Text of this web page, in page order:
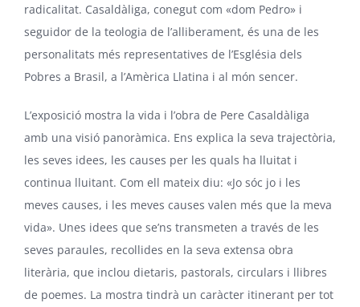
radicalitat. Casaldàliga, conegut com «dom Pedro» i
seguidor de la teologia de l’alliberament, és una de les
personalitats més representatives de l’Església dels
Pobres a Brasil, a l’Amèrica Llatina i al món sencer.
L’exposició mostra la vida i l’obra de Pere Casaldàliga
amb una visió panoràmica. Ens explica la seva trajectòria,
les seves idees, les causes per les quals ha lluitat i
continua lluitant. Com ell mateix diu: «Jo sóc jo i les
meves causes, i les meves causes valen més que la meva
vida». Unes idees que se’ns transmeten a través de les
seves paraules, recollides en la seva extensa obra
literària, que inclou dietaris, pastorals, circulars i llibres
de poemes. La mostra tindrà un caràcter itinerant per tot